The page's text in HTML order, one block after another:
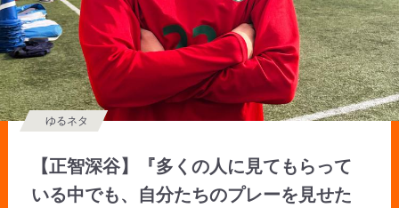
【正智深谷】『多くの人に見てもらって
いる中でも、自分たちのプレーを見せた
ゆるネタ